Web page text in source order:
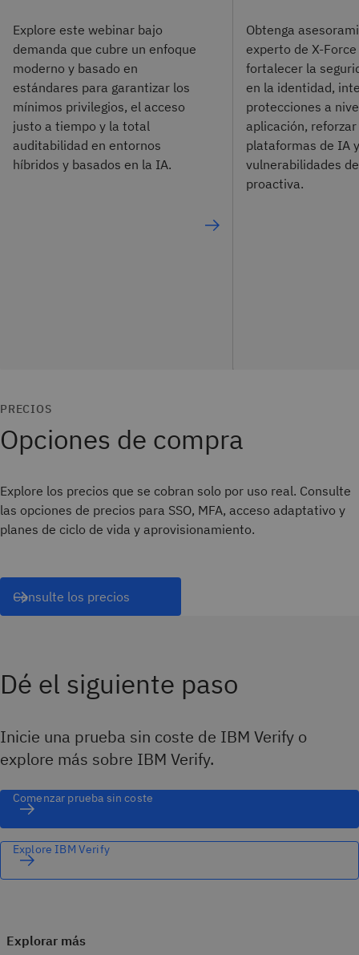
Explore este webinar bajo
demanda que cubre un enfoque
moderno y basado en
estándares para garantizar los
mínimos privilegios, el acceso
justo a tiempo y la total
auditabilidad en entornos
híbridos y basados en la IA.
Obtenga
experto de X-
fortalecer la
en la identidad,
protecciones a
aplicación,
plataformas de IA
vulnerabilidades
proactiva.
PRECIOS
Opciones de compra
Explore los precios que se cobran solo por uso real. Consulte
las opciones de precios para SSO, MFA, acceso adaptativo y
planes de ciclo de vida y aprovisionamiento.
Consulte los precios
Dé el siguiente paso
Inicie una prueba sin coste de IBM Verify o
explore más sobre IBM Verify.
Comenzar prueba sin coste
Explore IBM Verify
Explorar más